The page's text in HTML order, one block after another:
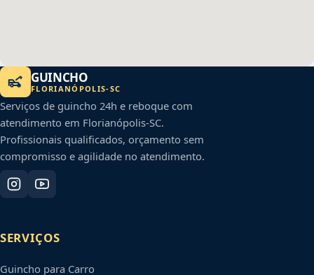
GUINCHO
FLORIANÓPOLIS-SC
Serviços de guincho 24h e reboque com
atendimento em Florianópolis-SC.
Profissionais qualificados, orçamento sem
compromisso e agilidade no atendimento.
SERVIÇOS
Guincho para Carro